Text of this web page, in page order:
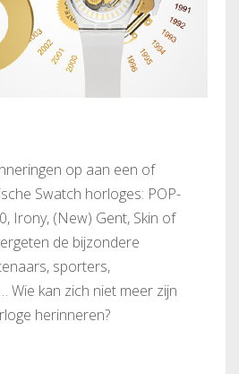
op aan een of
Swatch horloges: POP-
Irony, (New) Gent, Skin of
de bijzondere
sporters,
Wie kan zich niet meer zijn
herinneren?